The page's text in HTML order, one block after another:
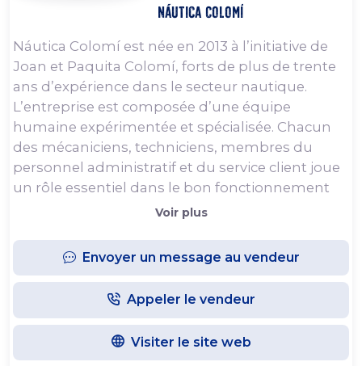
Náutica Colomí
Náutica Colomí est née en 2013 à l’initiative de
Joan et Paquita Colomí, forts de plus de trente
ans d’expérience dans le secteur nautique.
L’entreprise est composée d’une équipe
humaine expérimentée et spécialisée. Chacun
des mécaniciens, techniciens, membres du
personnel administratif et du service client joue
un rôle essentiel dans le bon fonctionnement
de l’entreprise et dans la qualité du service offert
Chez Náutica Colomí, chaque client est
important. L’objectif principal est que chaque
client puisse profiter de son bateau en toute
tranquillité, que ce soit tout au long de l’année,
pendant les mois d’été ou durant une semaine
Voir plus
Envoyer un message au vendeur
Appeler le vendeur
Visiter le site web